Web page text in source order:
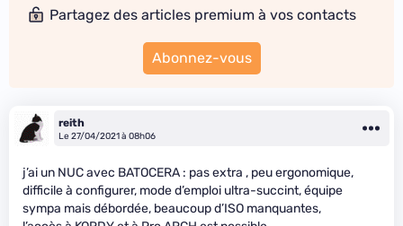
Partagez des articles premium à vos contacts
Abonnez-vous
reith
Le 27/04/2021 à 08h06
j’ai un NUC avec BATOCERA : pas extra , peu ergonomique,
difficile à configurer, mode d’emploi ultra-succint, équipe
sympa mais débordée, beaucoup d’ISO manquantes,